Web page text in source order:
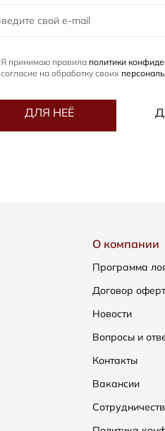
Я принимаю правила политики
согласие на обработку своих
ДЛЯ НЕЁ
О компании
Программа
Договор
Новости
Вопросы и
Контакты
Вакансии